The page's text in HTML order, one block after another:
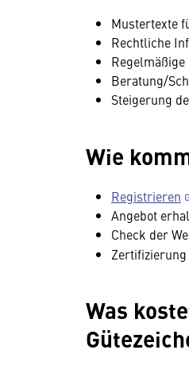
Mustertexte
Rechtliche
Beratung/
Steigerung
Wie
Registrieren
Angebot
Check der
Was